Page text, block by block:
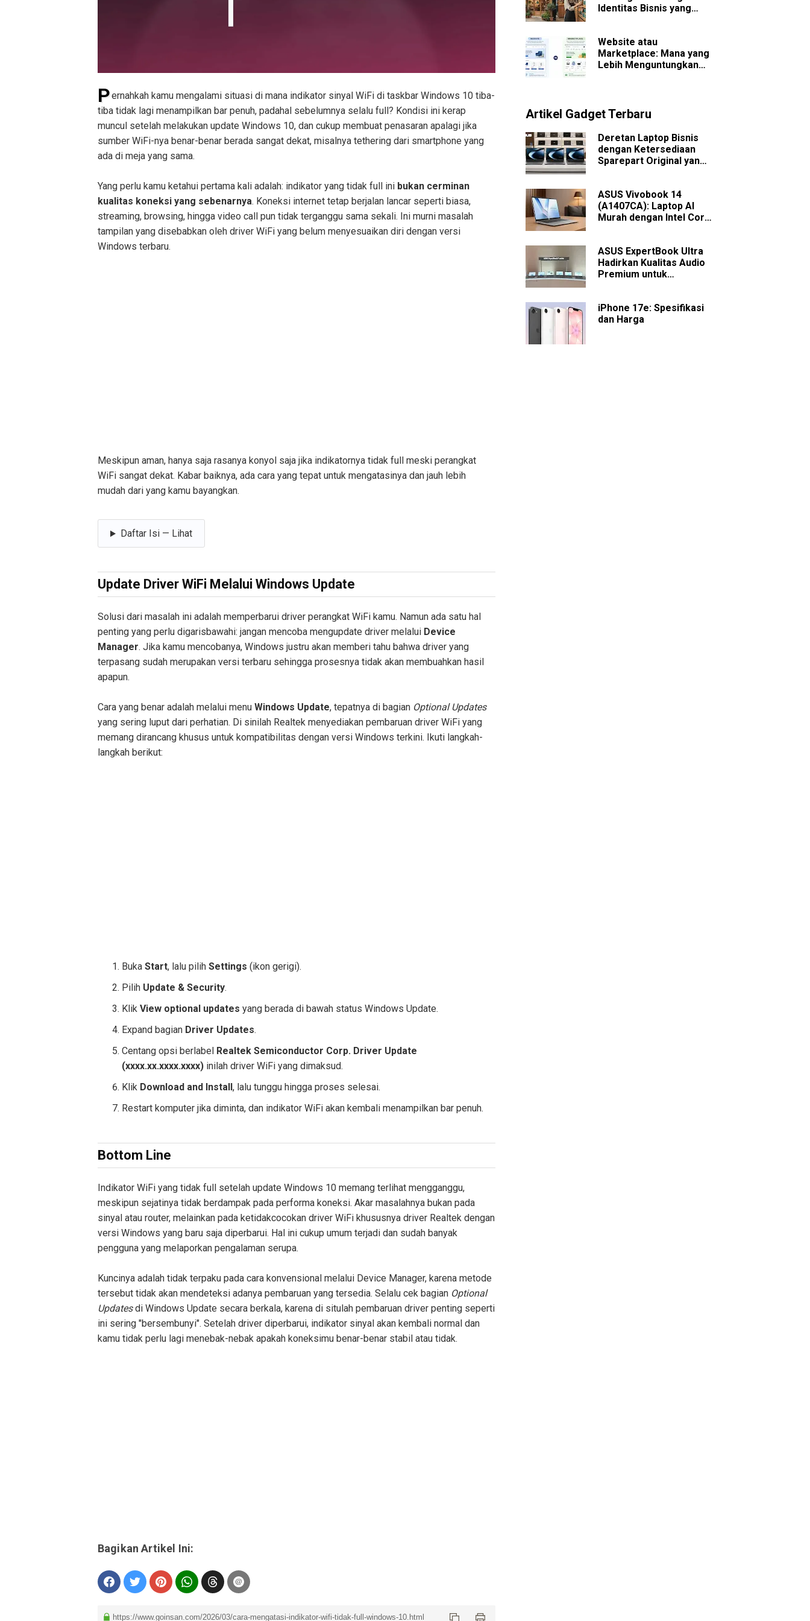
Pernahkah kamu mengalami situasi di mana indikator sinyal WiFi di taskbar Windows 10 tiba-
tiba tidak lagi menampilkan bar penuh, padahal sebelumnya selalu full? Kondisi ini kerap
muncul setelah melakukan update Windows 10, dan cukup membuat penasaran apalagi jika
sumber WiFi-nya benar-benar berada sangat dekat, misalnya tethering dari smartphone yang
ada di meja yang sama.
Yang perlu kamu ketahui pertama kali adalah: indikator yang tidak full ini bukan cerminan
kualitas koneksi yang sebenarnya. Koneksi internet tetap berjalan lancar seperti biasa,
streaming, browsing, hingga video call pun tidak terganggu sama sekali. Ini murni masalah
tampilan yang disebabkan oleh driver WiFi yang belum menyesuaikan diri dengan versi
Windows terbaru.
Meskipun aman, hanya saja rasanya konyol saja jika indikatornya tidak full meski perangkat
WiFi sangat dekat. Kabar baiknya, ada cara yang tepat untuk mengatasinya dan jauh lebih
mudah dari yang kamu bayangkan.
Daftar Isi — Lihat
Update Driver WiFi Melalui Windows Update
Solusi dari masalah ini adalah memperbarui driver perangkat WiFi kamu. Namun ada satu hal
penting yang perlu digarisbawahi: jangan mencoba mengupdate driver melalui Device
Manager. Jika kamu mencobanya, Windows justru akan memberi tahu bahwa driver yang
terpasang sudah merupakan versi terbaru sehingga prosesnya tidak akan membuahkan hasil
apapun.
Cara yang benar adalah melalui menu Windows Update, tepatnya di bagian Optional Updates
yang sering luput dari perhatian. Di sinilah Realtek menyediakan pembaruan driver WiFi yang
memang dirancang khusus untuk kompatibilitas dengan versi Windows terkini. Ikuti langkah-
langkah berikut:
Buka Start, lalu pilih Settings (ikon gerigi).
Pilih Update & Security.
Klik View optional updates yang berada di bawah status Windows Update.
Expand bagian Driver Updates.
Centang opsi berlabel
Realtek Semiconductor Corp. Driver Update
(xxxx.xx.xxxx.xxxx) inilah driver WiFi yang dimaksud.
Klik Download and Install , lalu tunggu hingga proses selesai.
Restart komputer jika diminta, dan indikator WiFi akan kembali menampilkan bar penuh.
Bottom Line
Indikator WiFi yang tidak full setelah update Windows 10 memang terlihat mengganggu,
meskipun sejatinya tidak berdampak pada performa koneksi. Akar masalahnya bukan pada
sinyal atau router, melainkan pada ketidakcocokan driver WiFi khususnya driver Realtek dengan
versi Windows yang baru saja diperbarui. Hal ini cukup umum terjadi dan sudah banyak
pengguna yang melaporkan pengalaman serupa.
Kuncinya adalah tidak terpaku pada cara konvensional melalui Device Manager, karena metode
tersebut tidak akan mendeteksi adanya pembaruan yang tersedia. Selalu cek bagian Optional
Updatesdi Windows Update secara berkala, karena di situlah pembaruan driver penting seperti
ini sering "bersembunyi". Setelah driver diperbarui, indikator sinyal akan kembali normal dan
kamu tidak perlu lagi menebak-nebak apakah koneksimu benar-benar stabil atau tidak.
Identitas Bisnis yang
Website atau
Marketplace: Mana yang
Lebih Menguntungkan
Artikel Gadget Terbaru
Deretan Laptop Bisnis
dengan Ketersediaan
Sparepart Original yang
ASUS Vivobook 14
(A1407CA): Laptop AI
Murah dengan Intel Core
ASUS ExpertBook Ultra
Hadirkan Kualitas Audio
Premium untuk
iPhone 17e: Spesifikasi
dan Harga